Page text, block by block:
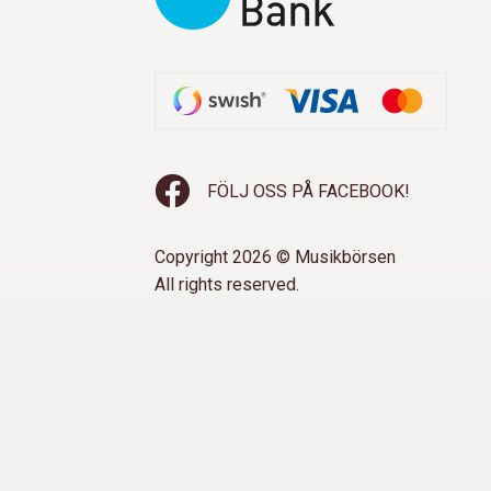
FÖLJ OSS PÅ FACEBOOK!
Copyright 2026 © Musikbörsen
All rights reserved.